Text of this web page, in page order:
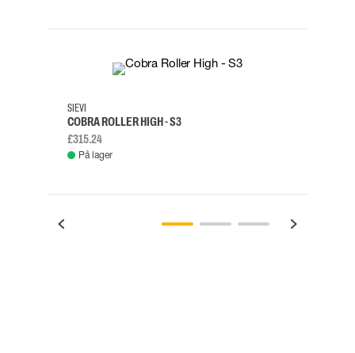
38
SIEVI
COBRA ROLLER HIGH - S3
£315.24
På lager